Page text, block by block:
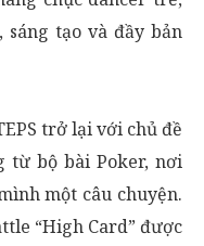
tạo và đầy bản
trở lại với chủ đề
từ bộ bài Poker, nơi
một câu chuyện.
“High Card” được